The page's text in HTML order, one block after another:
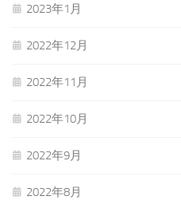
2023年1月
2022年12月
2022年11月
2022年10月
2022年9月
2022年8月